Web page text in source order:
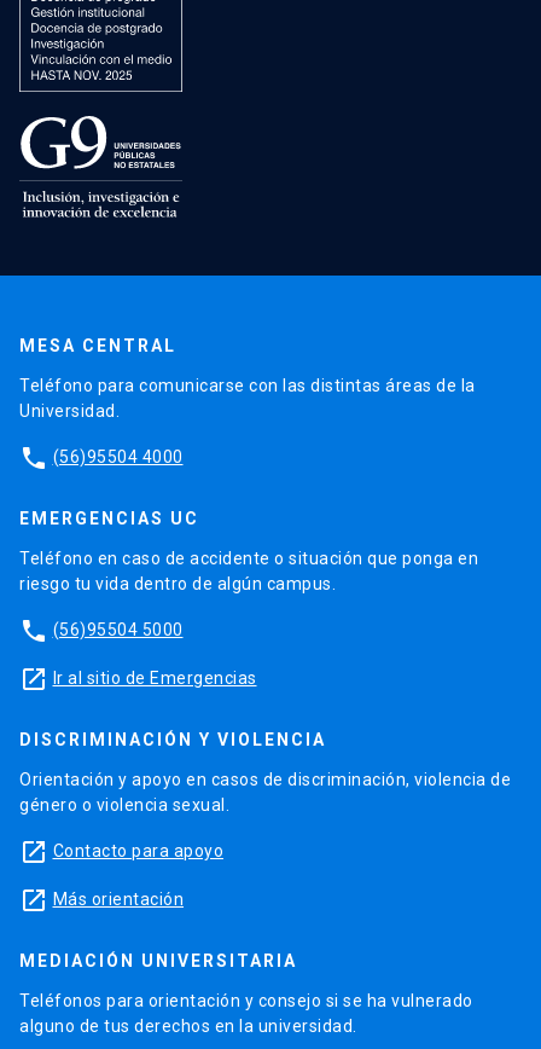
MESA CENTRAL
Teléfono para comunicarse con las distintas áreas de la
Universidad.
phone (56)95504 4000
EMERGENCIAS UC
Teléfono en caso de accidente o situación que ponga en
riesgo tu vida dentro de algún campus.
phone (56)95504 5000
launch Ir al sitio de Emergencias
DISCRIMINACIÓN Y VIOLENCIA
Orientación y apoyo en casos de discriminación, violencia de
género o violencia sexual.
launch Contacto para apoyo
launch Más orientación
MEDIACIÓN UNIVERSITARIA
Teléfonos para orientación y consejo si se ha vulnerado
alguno de tus derechos en la universidad.